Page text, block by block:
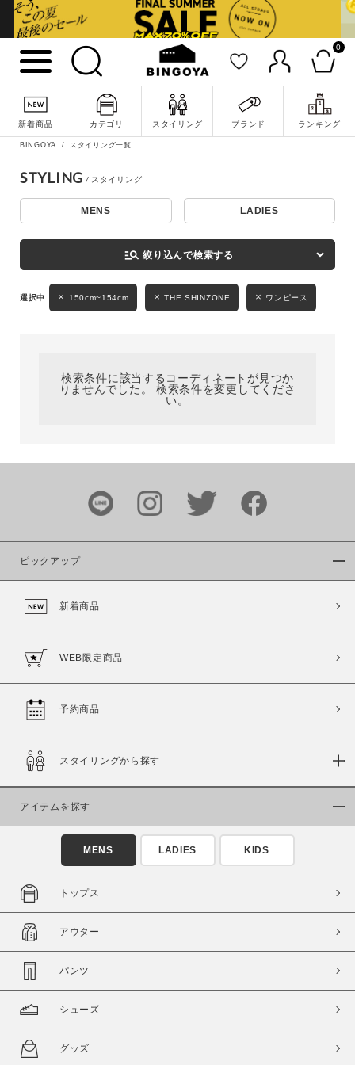
0
新着商品 カテゴリ スタイリング ブランド ランキング
詳細検索
カラー
価格
～
商品タイプ
通常商品 予約商品
在庫
在庫あり 在庫なし含む
BINGOYA スタイリング一覧
STYLING
MENS LADIES
manage_search 絞り込んで検索する
150cm~154cm THE SHINZONE ワンピース
検索条件に該当するコーディネートが見つか
りませんでした。 検索条件を変更してくださ
い。
ピックアップ
新着商品
WEB限定商品
予約商品
スタイリングから探す
アイテムを探す
MENS LADIES KIDS
トップス
アウター
パンツ
シューズ
グッズ